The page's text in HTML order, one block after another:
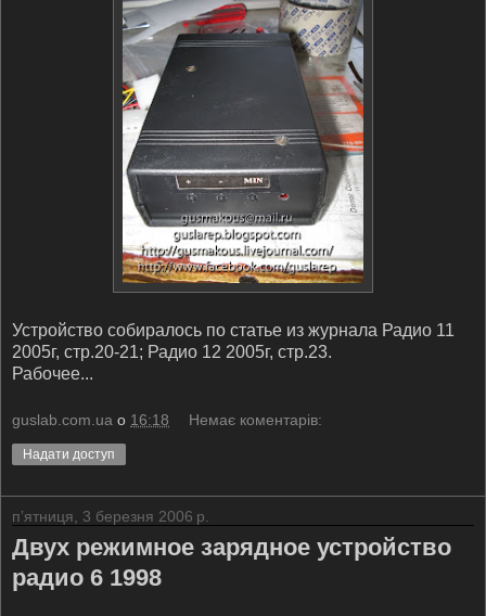
Устройство собиралось по статье из журнала Радио 11
2005г, стр.20-21; Радио 12 2005г, стр.23.
Рабочее...
guslab.com.ua о 16:18 Немає коментарів:
Надати доступ
пʼятниця, 3 березня 2006 р.
Двух режимное зарядное устройство
радио 6 1998